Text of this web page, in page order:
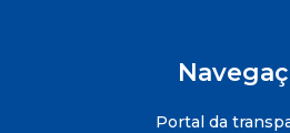
Portal da